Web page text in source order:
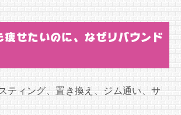
痩せたいのに、なぜリバウンド
ティング、置き換え、ジム通い、サ